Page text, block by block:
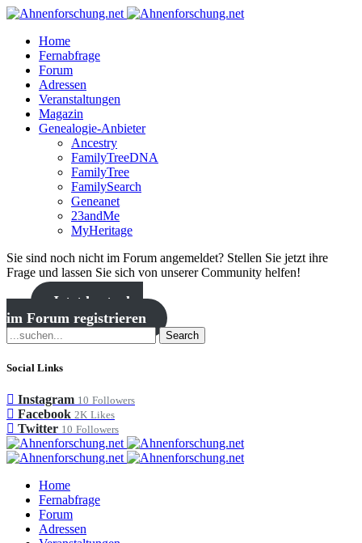
Home
Fernabfrage
Forum
Adressen
Veranstaltungen
Magazin
Genealogie-Anbieter
Ancestry
FamilyTreeDNA
FamilyTree
FamilySearch
Geneanet
23andMe
MyHeritage
Sie sind noch nicht im Forum angemeldet? Stellen Sie jetzt ihre
Frage und lassen Sie sich von unserer Community helfen!
Jetzt kostenlos
im Forum registrieren
Search
Social Links
Instagram 10 Followers
Facebook 2K Likes
Twitter 10 Followers
Home
Fernabfrage
Forum
Adressen